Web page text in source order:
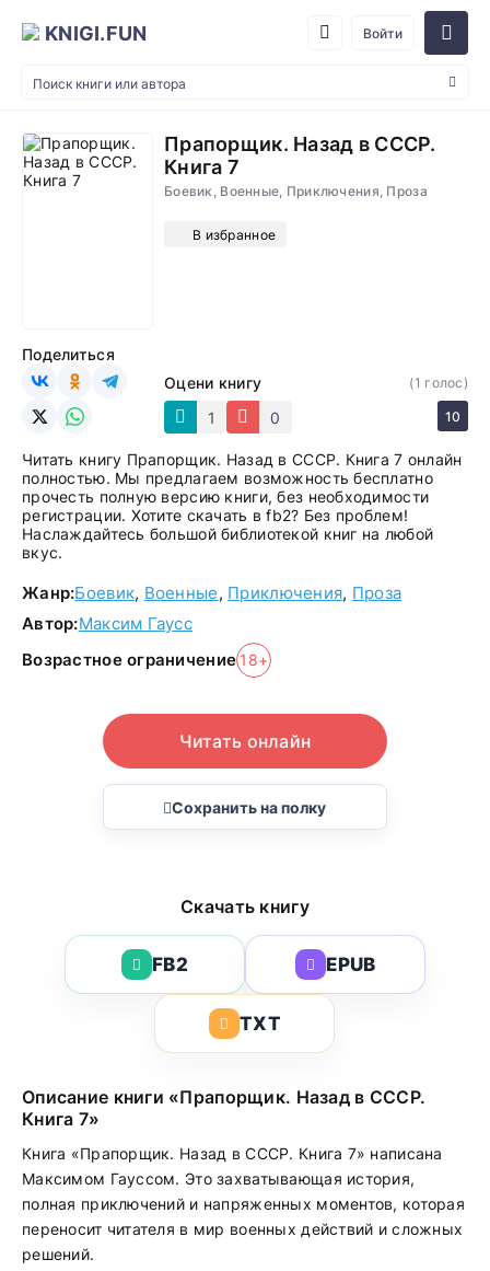
KNIGI.FUN Войти
Прапорщик. Назад в СССР.
Книга 7
Боевик, Военные, Приключения, Проза
В избранное
Оцени книгу
1
0
(1 голос)
10
Поделиться
Читать книгу Прапорщик. Назад в СССР. Книга 7 онлайн
полностью. Мы предлагаем возможность бесплатно
прочесть полную версию книги, без необходимости
регистрации. Хотите скачать в fb2? Без проблем!
Наслаждайтесь большой библиотекой книг на любой
вкус.
Жанр:Боевик, Военные, Приключения, Проза
Автор:Максим Гаусс
Возрастное ограничение 18+
Читать онлайн
Сохранить на полку
Скачать книгу
FB2 EPUB
TXT
Описание книги «Прапорщик. Назад в СССР.
Книга 7»
Книга «Прапорщик. Назад в СССР. Книга 7» написана
Максимом Гауссом. Это захватывающая история,
полная приключений и напряженных моментов, которая
переносит читателя в мир военных действий и сложных
решений.